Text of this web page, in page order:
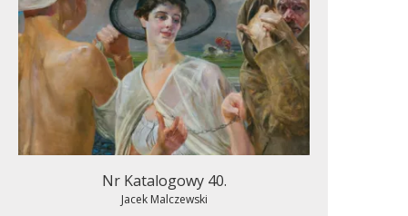
Nr Katalogowy 40.
Jacek Malczewski